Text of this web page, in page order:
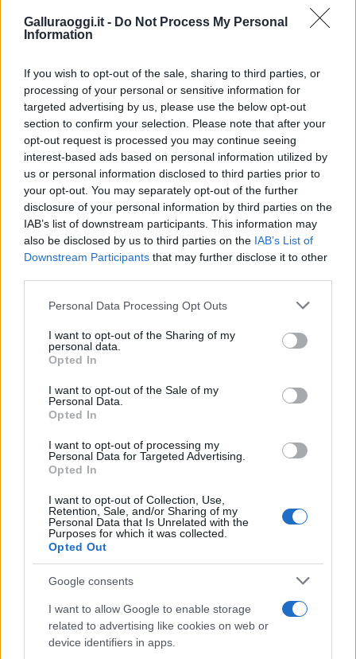
Galluraoggi.it - Do Not Process My Personal
Information
If you wish to opt-out of the sale, sharing to third parties, or
processing of your personal or sensitive information for
targeted advertising by us, please use the below opt-out
section to confirm your selection. Please note that after your
opt-out request is processed you may continue seeing
interest-based ads based on personal information utilized by
us or personal information disclosed to third parties prior to
your opt-out. You may separately opt-out of the further
disclosure of your personal information by third parties on the
IAB’s list of downstream participants. This information may
also be disclosed by us to third parties on the IAB’s List of
Downstream Participants that may further disclose it to other
Please note that this website/app uses one or more Google
not limited to your visit or usage behaviour. You may click to
grant or deny consent to Google and its third-party tags to
use your data for below specified purposes in below Google
consent section.
Personal Data Processing Opt Outs
I want to opt-out of the Sharing of my
personal data.
Opted In
I want to opt-out of the Sale of my
Personal Data.
Opted In
I want to opt-out of processing my
Personal Data for Targeted Advertising.
Opted In
I want to opt-out of Collection, Use,
Retention, Sale, and/or Sharing of my
Personal Data that Is Unrelated with the
Purposes for which it was collected.
Opted Out
Google consents
I want to allow Google to enable storage
related to advertising like cookies on web or
device identifiers in apps.
GalluraOggi.it
Inviaci le tue segnalazioni,
i tuoi video e le tue foto
Su WhatsApp al numero +39
345 356 7512
Ricevi le nostre ultime news
Condividi l'articolo
F
a
ce
b
o
o
k
T
w
it
te
r
Pi
te
re
st
W
at
s
A
p
S
a
re
Articolo precedente
Prossimo articolo
NOTIZIE RECENTI
Incendio nella notte a Olbia, a fuoco due furgoni